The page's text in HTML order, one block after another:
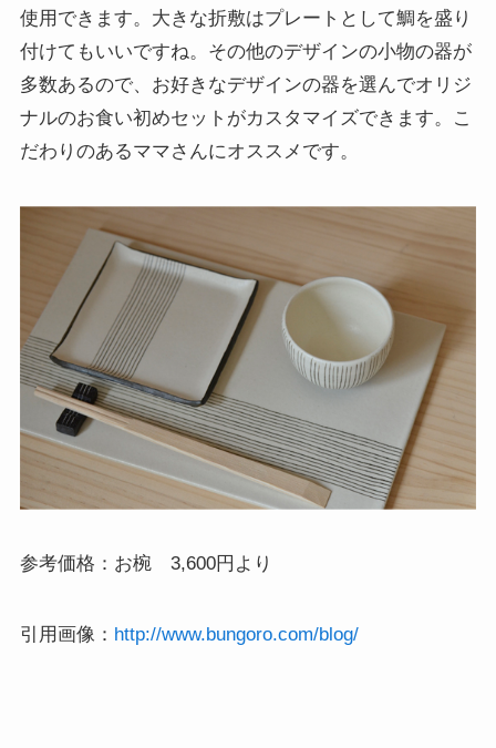
使用できます。大きな折敷はプレートとして鯛を盛り
付けてもいいですね。その他のデザインの小物の器が
多数あるので、お好きなデザインの器を選んでオリジ
ナルのお食い初めセットがカスタマイズできます。こ
だわりのあるママさんにオススメです。
参考価格：お椀 3,600円より
引用画像： http://www.bungoro.com/blog/